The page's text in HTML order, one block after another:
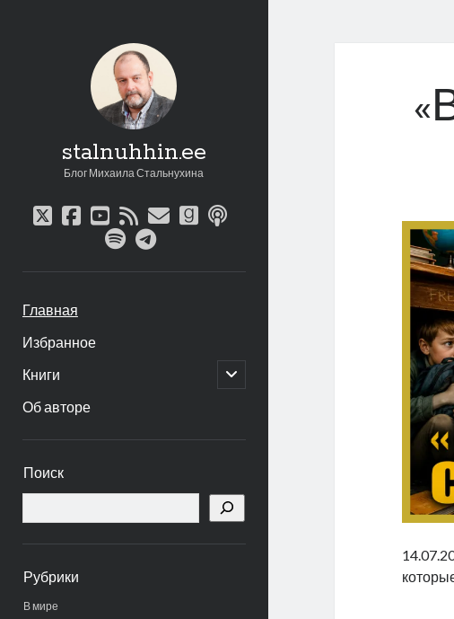
stalnuhhin.ee
Блог Михаила Стальнухина
twitter
facebook
youtube
rssemailgoodreads
podcast
spotifytelegram
Главная
Избранное
Книги
открыть
дочернее
Об авторе
панель
Поиск
Рубрики
В мире
Записи